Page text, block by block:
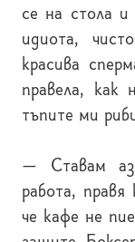
се на стола
идиота,
красива
правела,
тъпите ми
— Ставам аз
работа,
че кафе не